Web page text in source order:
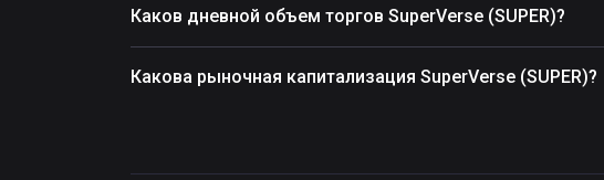
Каков дневной объем торгов SuperVerse (SUPER)?
Какова рыночная капитализация SuperVerse (SUPER)?